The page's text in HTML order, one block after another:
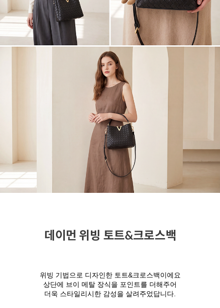
데이먼 위빙 토트&크로스백
위빙 기법으로 디자인한 토트&크로스백이에요
상단에 브이 메탈 장식을 포인트를 더해주어
더욱 스타일리시한 감성을 살려주었답니다.